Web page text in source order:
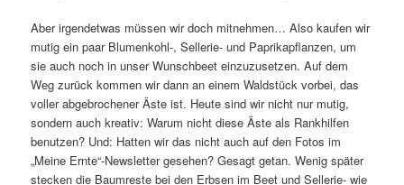
Aber irgendetwas müssen wir doch mitnehmen… Also kaufen wir
mutig ein paar Blumenkohl-, Sellerie- und Paprikapflanzen, um
sie auch noch in unser Wunschbeet einzuzusetzen. Auf dem
Weg zurück kommen wir dann an einem Waldstück vorbei, das
voller abgebrochener Äste ist. Heute sind wir nicht nur mutig,
sondern auch kreativ: Warum nicht diese Äste als Rankhilfen
benutzen? Und: Hatten wir das nicht auch auf den Fotos im
„Meine Ernte“-Newsletter gesehen? Gesagt getan. Wenig später
stecken die Baumreste bei den Erbsen im Beet und Sellerie- wie